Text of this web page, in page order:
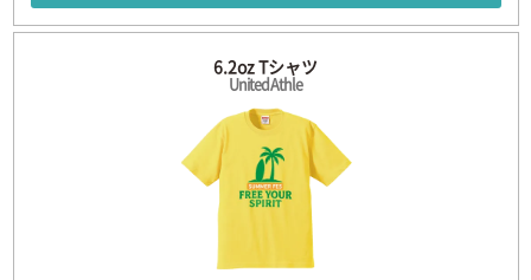
6.2oz Tシャツ
United Athle